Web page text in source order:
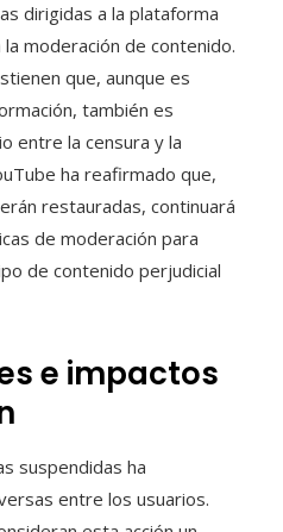
dirigidas a la plataforma
moderación de contenido.
que, aunque es
también es
entre la censura y la
ha reafirmado que,
restauradas, continuará
de moderación para
de contenido perjudicial
e impactos
suspendidas ha
entre los usuarios.